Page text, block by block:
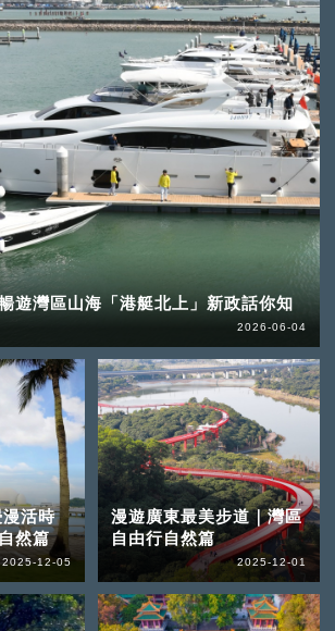
遊灣區山海「港艇北上」新政話你知
2026-06-04
活時
然篇
2025-12-05
漫遊廣東最美步道｜灣區
自由行自然篇
2025-12-01